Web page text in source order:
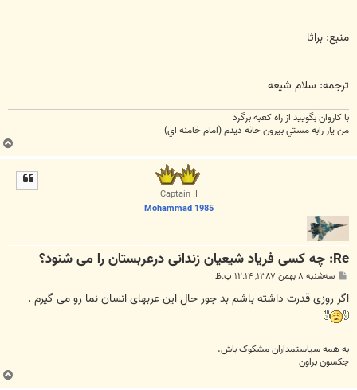
منبع: براثا
ترجمه: سلام شیعه
با كاروان بگوييد از راه كعبه برگرد
من يار رابه مستي بيرون خانه ديدم (امام خامنه اي)
Captain II
Mohammad 1985
Re: چه کسی فریاد شیعیان زندانی درعربستان را می شنود؟
ت
سه‌شنبه ۸ بهمن ۱۳۸۷, ۱۲:۱۴ ب.ظ
اگر روزی قدرت داشته باشم بد جور حال این عربهای انسان نما رو می گیرم .
به همه سياستمداران مشکوک باش.
جکسون براون